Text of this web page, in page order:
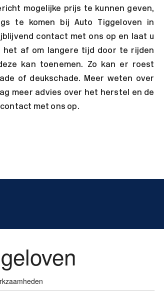
mogelijke prijs te kunnen geven,
te komen bij Auto Tiggeloven in
contact met ons op en laat u
het af om langere tijd door te rijden
kan toenemen. Zo kan er roest
of deukschade. Meer weten over
meer advies over het herstel en de
met ons op.